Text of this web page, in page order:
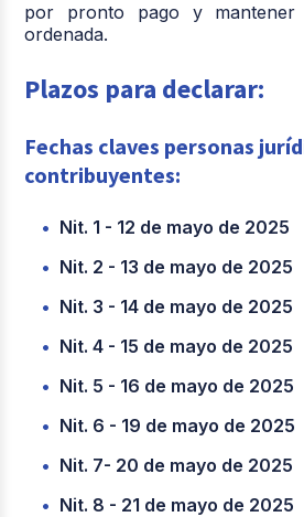
por pronto pago y mantener
ordenada.
Plazos para declarar:
Fechas claves personas
contribuyentes:
Nit. 1 - 12 de mayo de 2025
Nit. 2 - 13 de mayo de 2025
Nit. 3 - 14 de mayo de 2025
Nit. 4 - 15 de mayo de 2025
Nit. 5 - 16 de mayo de 2025
Nit. 6 - 19 de mayo de 2025
Nit. 7- 20 de mayo de 2025
Nit. 8 - 21 de mayo de 2025